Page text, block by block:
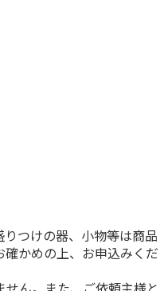
つけの器、小物等は商品
かめの上、お申込みくだ